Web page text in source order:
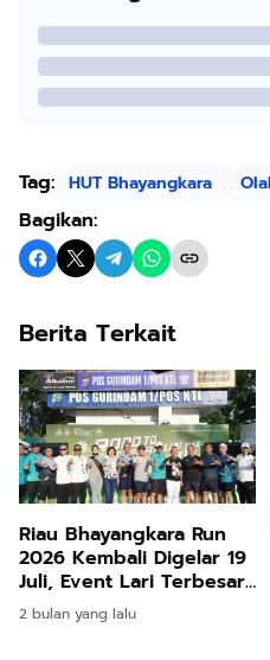
Tag: HUT Bhayangkara
Bagikan:
Berita Terkait
Riau Bhayangkara Run
2026 Kembali Digelar 19
Juli, Event Lari Terbesar
di Sumatera Angkat Isu
Karhutla dan Lingkungan
2 bulan yang lalu